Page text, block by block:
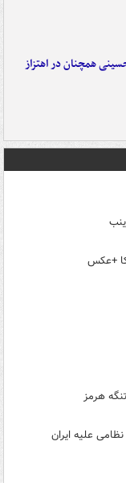
همچنان در اهتزاز
هرمز
علیه ایران